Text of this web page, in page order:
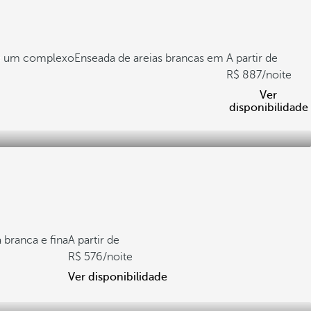
um complexoEnseada de areias brancas em A partir de
887/noite
Ver
disponibilidade
branca e finaA partir de
576/noite
Ver disponibilidade